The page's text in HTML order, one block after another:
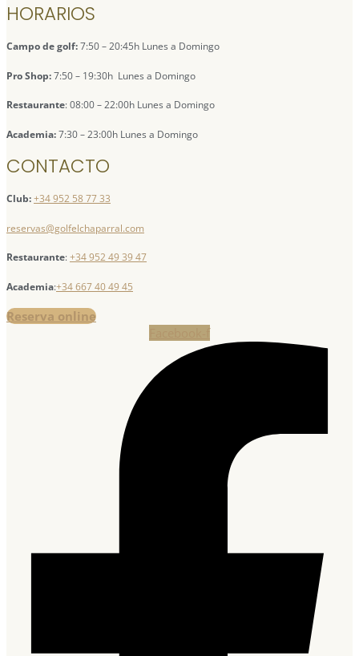
HORARIOS
Campo de golf:7:50 – 20:45h Lunes a Domingo
Pro Shop:7:50 – 19:30h Lunes a Domingo
Restaurante: 08:00 – 22:00h Lunes a Domingo
Academia:7:30 – 23:00h Lunes a Domingo
CONTACTO
Club:+34 952 58 77 33
reservas@golfelchaparral.com
Restaurante:+34 952 49 39 47
Academia:+34 667 40 49 45
Reserva online